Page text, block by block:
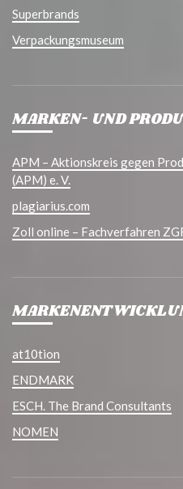
Superbrands
Verpackungsmuseum
MARKEN- UND
APM – Aktionskreis gegen
(APM) e. V.
plagiarius.com
Zoll online – Fachverfahren
at10tion
ENDMARK
ESCH. The Brand Consultants
NOMEN